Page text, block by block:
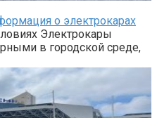
о электрокарах
Электрокары
в городской среде,